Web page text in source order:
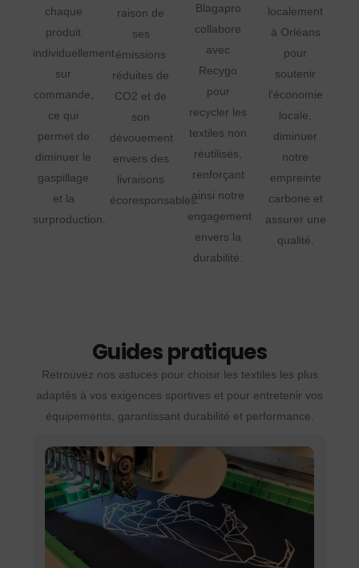
chaque
produit
individuellement
sur
commande,
ce qui
permet de
diminuer le
gaspillage
et la
surproduction.
raison de
ses
émissions
réduites de
CO2 et de
son
dévouement
envers des
livraisons
écoresponsables.
Blagapro
collabore
avec
Recygo
pour
recycler les
textiles non
réutilisés,
renforçant
ainsi notre
engagement
envers la
durabilité.
localement
à Orléans
pour
soutenir
l'économie
locale,
diminuer
notre
empreinte
carbone et
assurer une
qualité.
Guides pratiques
Retrouvez nos astuces pour choisir les textiles les plus
adaptés à vos exigences sportives et pour entretenir vos
équipements, garantissant durabilité et performance.